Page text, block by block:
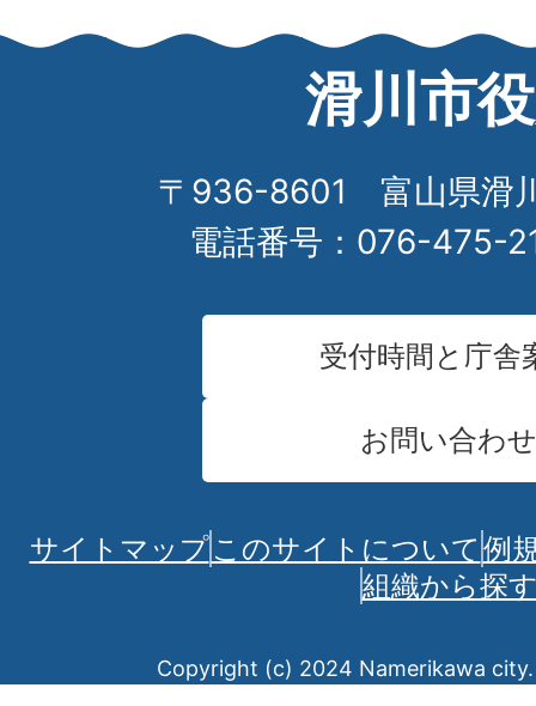
滑川市
〒936-8601 富山県滑
電話番号：076-475-
受付時間と庁舎
お問い合わせ
サイトマップこのサイトについて 例
組織から探
Copyright (c) 2024 Namerikawa